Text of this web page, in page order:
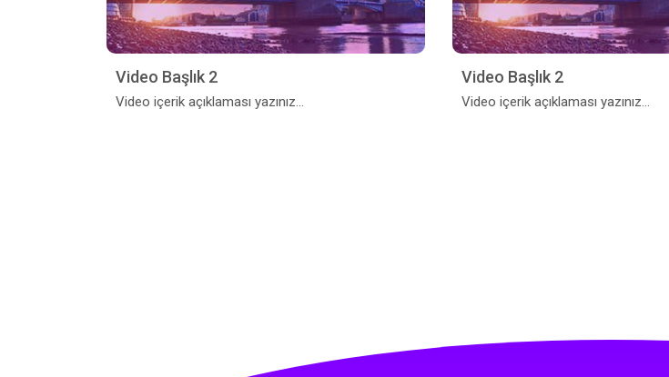
Video Başlık 2
Video içerik açıklaması yazınız...
Video Başlık 2
Video içerik açıklaması yazınız...